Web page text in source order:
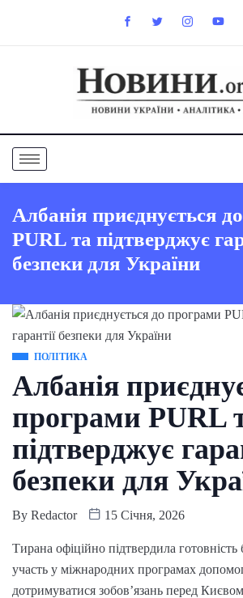
Албанія приєднується
PURL та підтверджує
безпеки для України
ПОЛІТИКА
Албанія
програми PURL
підтверджує
безпеки для
By Redactor 15 Січня, 2026
Тирана офіційно підтвердила
участь у міжнародних програмах
дотримуватися зобов’язань перед